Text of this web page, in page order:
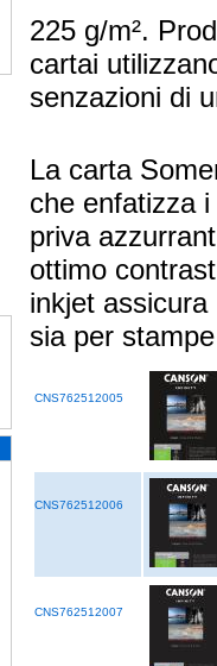
225 g/m².
cartai
senzazioni di
La carta
che enfatizza
priva
ottimo
inkjet
sia per
CNS762512005
CNS762512006
CNS762512007